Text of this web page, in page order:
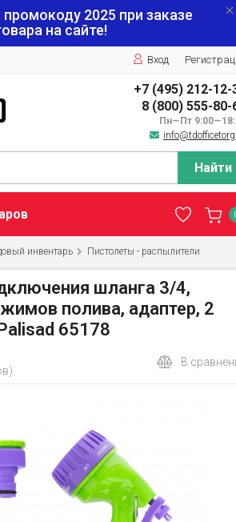
промокоду 2025 при заказе
на сайте!
Вход
+7 (495) 212-12-
8 (800) 555-80-
Пн—Пт
Найти
инвентарь Пистолеты - распылители
шланга 3/4,
полива, адаптер, 2
65178
В